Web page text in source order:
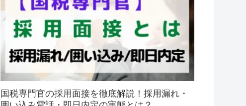
国税専門官の採用面接を徹底解説！採用漏れ・